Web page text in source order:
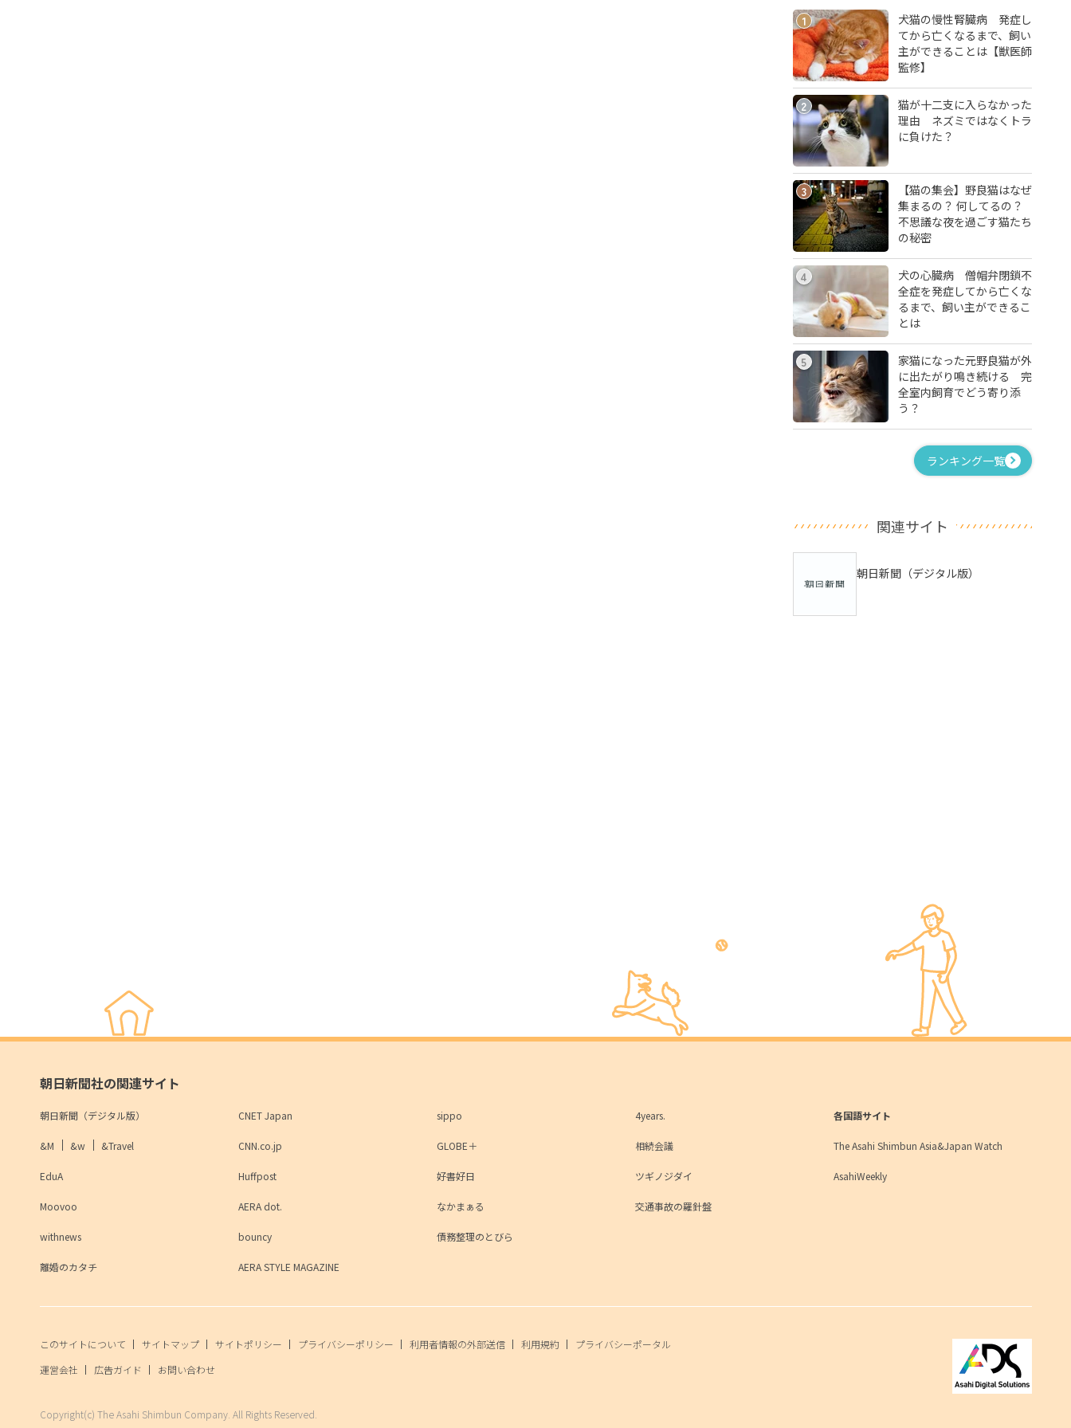
1
犬猫の慢性腎臓病 発症し
てから亡くなるまで、飼い
主ができることは【獣医師
監修】
2
猫が十二支に入らなかった
理由 ネズミではなくトラ
に負けた？
3
【猫の集会】野良猫はなぜ
集まるの？ 何してるの？
不思議な夜を過ごす猫たち
の秘密
4
犬の心臓病 僧帽弁閉鎖不
全症を発症してから亡くな
るまで、飼い主ができるこ
とは
5
家猫になった元野良猫が外
に出たがり鳴き続ける 完
全室内飼育でどう寄り添
う？
ランキング一覧
関連サイト
朝日新聞（デジタル版）
朝日新聞社の関連サイト
朝日新聞（デジタル版）
&M &w &Travel
EduA
Moovoo
withnews
離婚のカタチ
CNET Japan
CNN.co.jp
Huffpost
AERA dot.
bouncy
AERA STYLE MAGAZINE
sippo
GLOBE＋
好書好日
なかまぁる
債務整理のとびら
4years.
相続会議
ツギノジダイ
交通事故の羅針盤
各国語サイト
The Asahi Shimbun Asia&Japan Watch
AsahiWeekly
このサイトについて サイトマップ サイトポリシー プライバシーポリシー 利用者情報の外部送信 利用規約
プライバシーポータル
運営会社
広告ガイド お問い合わせ
Copyright(c) The Asahi Shimbun Company. All Rights Reserved.